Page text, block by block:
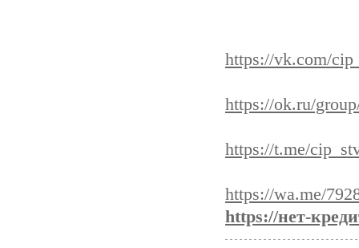
https://vk.com/
https://ok.ru/
https://t.me/
https://wa.me/
https://нет-